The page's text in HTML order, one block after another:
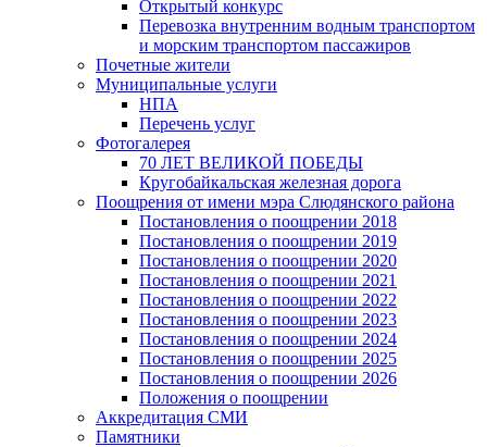
Открытый конкурс
Перевозка внутренним водным транспортом
и морским транспортом пассажиров
Почетные жители
Муниципальные услуги
НПА
Перечень услуг
Фотогалерея
70 ЛЕТ ВЕЛИКОЙ ПОБЕДЫ
Кругобайкальская железная дорога
Поощрения от имени мэра Слюдянского района
Постановления о поощрении 2018
Постановления о поощрении 2019
Постановления о поощрении 2020
Постановления о поощрении 2021
Постановления о поощрении 2022
Постановления о поощрении 2023
Постановления о поощрении 2024
Постановления о поощрении 2025
Постановления о поощрении 2026
Положения о поощрении
Аккредитация СМИ
Памятники